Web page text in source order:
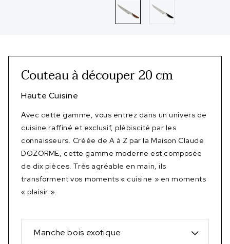
Couteau à découper 20 cm
Haute Cuisine
Avec cette gamme, vous entrez dans un univers de
cuisine raffiné et exclusif, plébiscité par les
connaisseurs. Créée de A à Z par la Maison Claude
DOZORME, cette gamme moderne est composée
de dix pièces. Très agréable en main, ils
transforment vos moments « cuisine » en moments
« plaisir ».
Manche bois exotique